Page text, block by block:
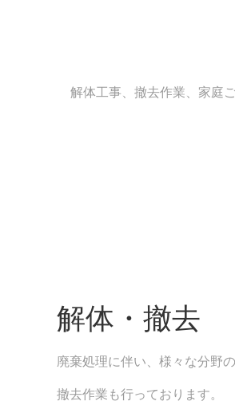
解体工事、撤去作業、家庭
解体・撤去
廃棄処理に伴い、様々な分野
撤去作業も行っております。